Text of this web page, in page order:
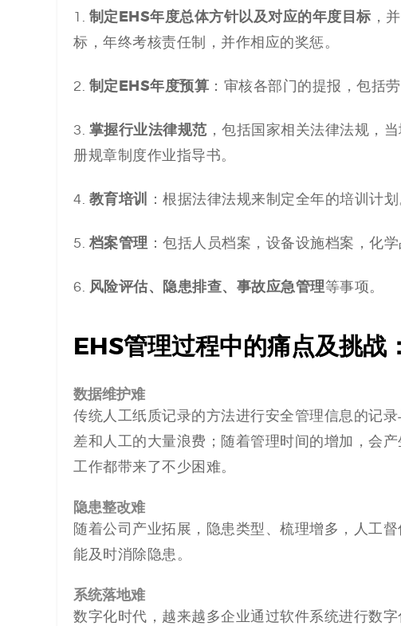
1. 制定EHS年度总体方针以及对应的年度目标 ，
标，年终考核责任制，并作相应的奖惩。
2. 制定EHS年度预算 ：审核各部门的提报，包括
3. 掌握行业法律规范，包括国家相关法律法规，
册规章制度作业指导书。
4. 教育培训 ：根据法律法规来制定全年的培训计划
5. 档案管理 ：包括人员档案，设备设施档案，化
6. 风险评估、隐患排查、事故应急管理等事项。
EHS管理过程中的痛点及挑战：
数据维护难
传统人工纸质记录的方法进行安全管理信息的记
差和人工的大量浪费；随着管理时间的增加，会
工作都带来了不少困难。
隐患整改难
随着公司产业拓展，隐患类型、梳理增多，人工
能及时消除隐患。
系统落地难
数字化时代，越来越多企业通过软件系统进行数